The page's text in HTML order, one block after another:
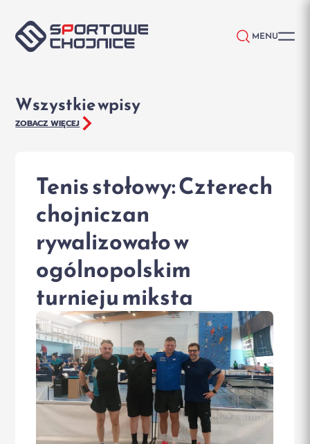
MENU
Wszystkie wpisy
ZOBACZ WIĘCEJ
Tenis stołowy: Czterech
chojniczan
rywalizowało w
ogólnopolskim
turnieju miksta